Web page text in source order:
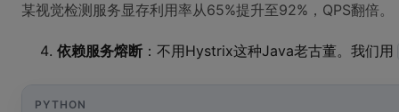
某视觉检测服务显存利用率从65%提升至92%，QPS翻倍。
依赖服务熔断 ：不用Hystrix这种Java老古董。我们用
PYTHON